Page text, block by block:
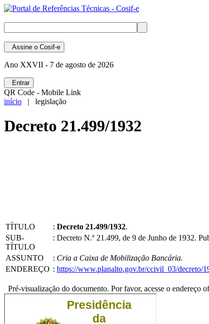
Assine o Cosif-e
Ano XXVII - 7 de agosto de 2026
Entrar
QR Code - Mobile Link
início | legislação
Decreto 21.499/1932
TÍTULO : Decreto 21.499/1932.
SUB-
TÍTULO
: Decreto N.º 21.499, de 9 de Junho de 1932.
ASSUNTO : Cria a Caixa de Mobilização Bancária.
ENDEREÇO : https://www.planalto.gov.br/ccivil_03/decreto/
Pré-visualização do documento. Por favor, acesse o endereço